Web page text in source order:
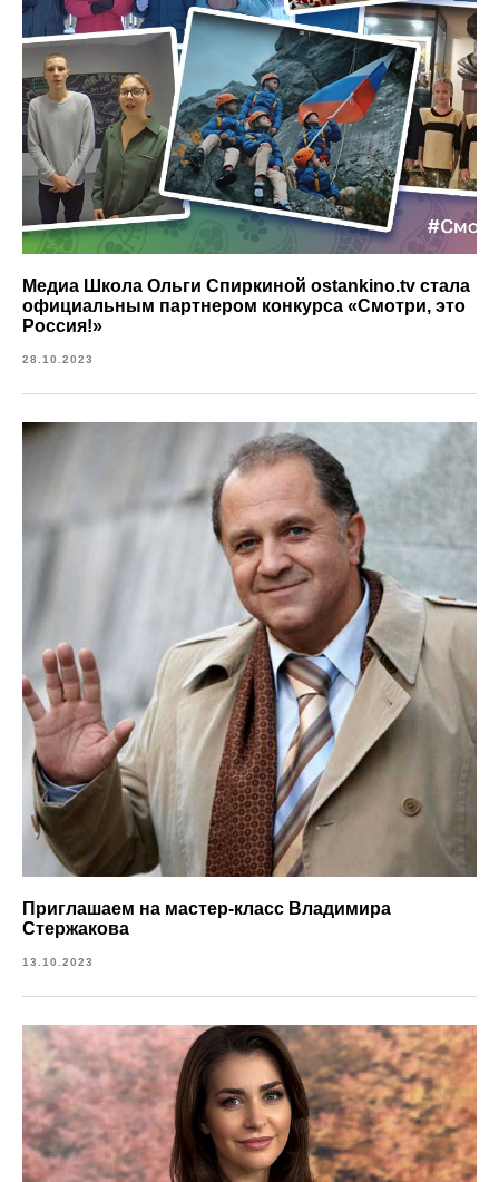
Медиа Школа Ольги Спиркиной ostankino.tv стала
официальным партнером конкурса «Смотри, это
Россия!»
28.10.2023
Приглашаем на мастер-класс Владимира
Стержакова
13.10.2023